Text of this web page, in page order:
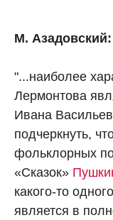
М. Азадовский:
"...наиболее
Лермонтова
Ивана
подчеркнуть,
фольклорных
«Сказок»
какого-то
является в